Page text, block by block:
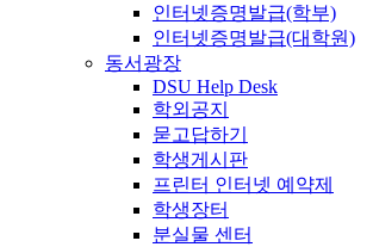
인터넷증명발급(학부)
인터넷증명발급(대학원)
동서광장
DSU Help Desk
학외공지
묻고답하기
학생게시판
프린터 인터넷 예약제
학생장터
분실물 센터